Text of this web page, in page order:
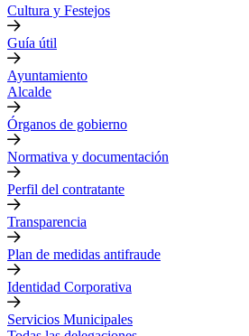
Cultura y Festejos
Guía útil
Ayuntamiento
Alcalde
Órganos de gobierno
Normativa y documentación
Perfil del contratante
Transparencia
Plan de medidas antifraude
Identidad Corporativa
Servicios Municipales